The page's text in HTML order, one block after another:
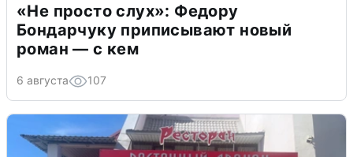
«Не просто слух»: Федору
Бондарчуку приписывают новый
роман — с кем
6 августа 107